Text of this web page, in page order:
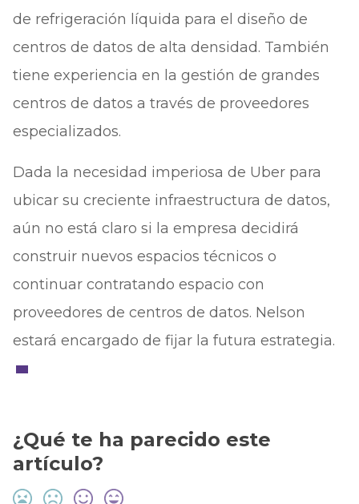
de refrigeración líquida para el diseño de
centros de datos de alta densidad. También
tiene experiencia en la gestión de grandes
centros de datos a través de proveedores
especializados.
Dada la necesidad imperiosa de Uber para
ubicar su creciente infraestructura de datos,
aún no está claro si la empresa decidirá
construir nuevos espacios técnicos o
continuar contratando espacio con
proveedores de centros de datos. Nelson
estará encargado de fijar la futura estrategia.
¿Qué te ha parecido este
artículo?